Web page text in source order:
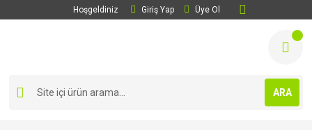
Hoşgeldiniz Giriş Yap Üye Ol
ARA